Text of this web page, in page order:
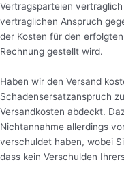
Vertragsparteien
vertraglichen Anspruch
der Kosten für den
Rechnung gestellt wird.
Haben wir den Versand
Schadensersatzanspruch
Versandkosten abdeckt.
Nichtannahme allerdings
verschuldet haben, wobei
dass kein Verschulden